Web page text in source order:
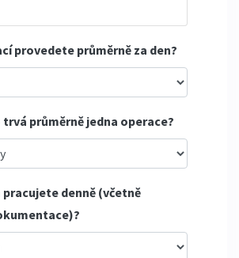
provedete průměrně za den?
průměrně jedna operace?
denně (včetně